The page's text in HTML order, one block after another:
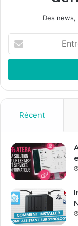
Des
t
e
z
r
e
a
d
s
e
Récent